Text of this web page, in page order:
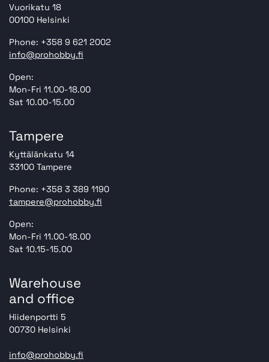
Vuorikatu 18
00100 Helsinki
Phone: +358 9 621 2002
info@prohobby.fi
Open:
Mon-Fri 11.00-18.00
Sat 10.00-15.00
Tampere
Kyttälänkatu 14
33100 Tampere
Phone: +358 3 389 1190
tampere@prohobby.fi
Open:
Mon-Fri 11.00-18.00
Sat 10.15-15.00
Warehouse
and office
Hiidenportti 5
00730 Helsinki
info@prohobby.fi